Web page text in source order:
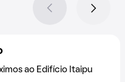
ao Edifício Itaipu